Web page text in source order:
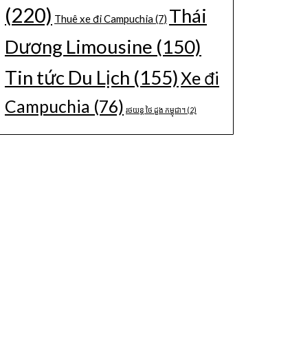
(220) Thuê xe đi Campuchia(7) Thái
Dương Limousine (150)
Tin tức Du Lịch (155)Xe đi
Campuchia (76) រថយន្ត ថៃ ដួង កម្ពុជា។(2)